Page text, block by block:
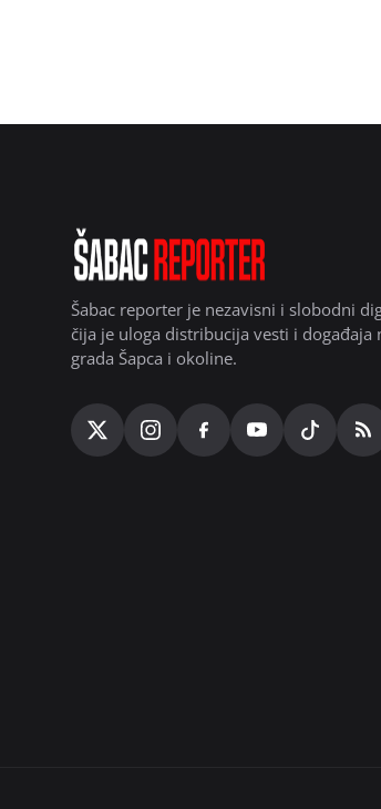
Šabac reporter je nezavisni i slobodni
čija je uloga distribucija vesti i događaja
grada Šapca i okoline.